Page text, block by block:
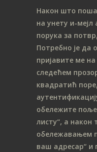
Након што
на унету и-
порука за
Потребно је да
пријавите ме на
следећем
квадратић
обележите поље
листу“, а након
обележавањем
ваш адресар“ и